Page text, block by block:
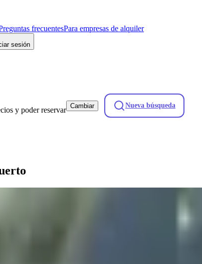
frecuentesPara empresas de alquiler
sesión
y poder reservar Cambiar Nueva búsqueda